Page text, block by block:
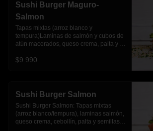
Sushi Burger Maguro-
Salmon
Tapas mixtas (arroz blanco y
tempura)Laminas de salmón y cubos de
atún macerados, queso crema, palta y
$9.990
Sushi Burger Salmon
Sushi Burger Salmon: Tapas mixtas
(arroz blanco/tempura), laminas salmón,
queso crema, cebollín, palta y semillas